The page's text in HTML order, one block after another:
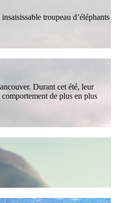
troupeau d’éléphants
Durant cet été, leur
de plus en plus